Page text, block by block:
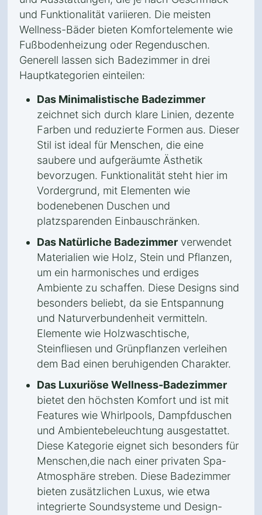
und Funktionalität variieren. Die meisten
Wellness-Bäder bieten Komfortelemente wie
Fußbodenheizung oder Regenduschen.
Generell lassen sich Badezimmer in drei
Hauptkategorien einteilen:
Das Minimalistische Badezimmer
zeichnet sich durch klare Linien, dezente
Farben und reduzierte Formen aus. Dieser
Stil ist ideal für Menschen, die eine
saubere und aufgeräumte Ästhetik
bevorzugen. Funktionalität steht hier im
Vordergrund, mit Elementen wie
bodenebenen Duschen und
platzsparenden Einbauschränken.
Das Natürliche Badezimmer verwendet
Materialien wie Holz, Stein und Pflanzen,
um ein harmonisches und erdiges
Ambiente zu schaffen. Diese Designs sind
besonders beliebt, da sie Entspannung
und Naturverbundenheit vermitteln.
Elemente wie Holzwaschtische,
Steinfliesen und Grünpflanzen verleihen
dem Bad einen beruhigenden Charakter.
Das Luxuriöse Wellness-Badezimmer
bietet den höchsten Komfort und ist mit
Features wie Whirlpools, Dampfduschen
und Ambientebeleuchtung ausgestattet.
Diese Kategorie eignet sich besonders für
Menschen,die nach einer privaten Spa-
Atmosphäre streben. Diese Badezimmer
bieten zusätzlichen Luxus, wie etwa
integrierte Soundsysteme und Design-